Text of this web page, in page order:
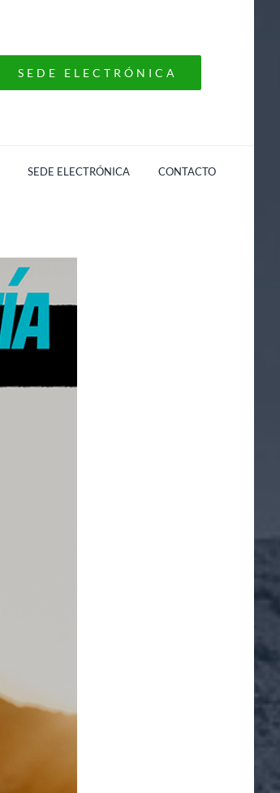
SEDE ELECTRÓNICA
SEDE ELECTRÓNICA CONTACTO